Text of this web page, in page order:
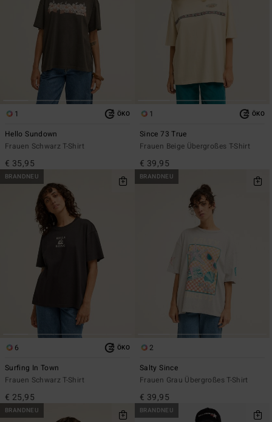
1 ÖKO
Hello Sundown
Frauen Schwarz T-Shirt
€ 35,95
1 ÖKO
Since 73 True
Frauen Beige Übergroßes T-Shirt
€ 39,95
BRANDNEU
6 ÖKO
Surfing In Town
Frauen Schwarz T-Shirt
€ 25,95
BRANDNEU
2
Salty Since
Frauen Grau Übergroßes T-Shirt
€ 39,95
BRANDNEU BRANDNEU